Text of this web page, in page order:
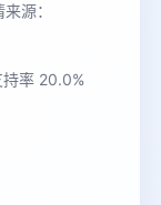
源：
率 20.0%